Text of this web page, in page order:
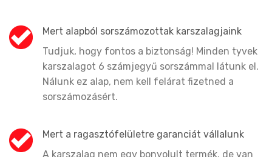
Mert alapból sorszámozottak karszalagjaink
Tudjuk, hogy fontos a biztonság! Minden tyvek
karszalagot 6 számjegyű sorszámmal látunk el.
Nálunk ez alap, nem kell felárat fizetned a
sorszámozásért.
Mert a ragasztófelületre garanciát vállalunk
A karszalag nem egy bonyolult termék, de van